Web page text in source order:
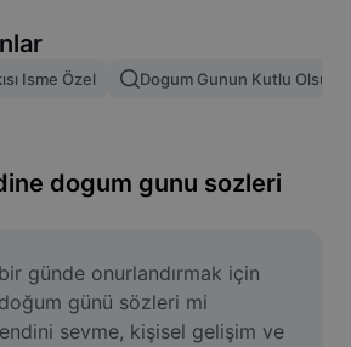
Isme Özel Dogum Gunun Kutlu Olsun
dogum gunu sozleri
günde onurlandırmak için
günü sözleri mi
sevme, kişisel gelişim ve